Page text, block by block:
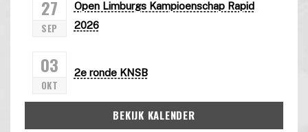
27
SEP
Open Limburgs Kampioenschap Rapid
2026
03
OKT
2e ronde KNSB
BEKIJK KALENDER